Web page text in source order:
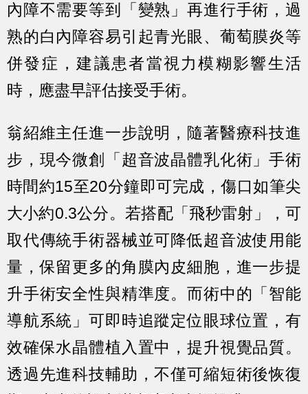
內障不需要等到「變熟」再進行手術，過
熟的白內障容易引起青光眼、葡萄膜炎等
併發症，建議患者當視力模糊影響生活
時，應盡早評估接受手術。
翁紹維主任進一步說明，隨著醫療科技進
步，現今微創「超音波晶體乳化術」手術
時間約15至20分鐘即可完成，傷口如筆尖
大小約0.3公分。若搭配「飛秒雷射」，可
取代傳統手術器械並可降低超音波使用能
量，保留更多的角膜內皮細胞，進一步提
升手術安全性與精準度。而術中的「智能
導航系統」可即時追蹤定位眼球位置，有
效確保水晶體植入置中，提升視覺品質。
透過先進科技輔助，不僅可縮短術後恢復